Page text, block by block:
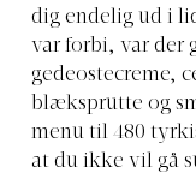
dig endelig ud i
var forbi, var der
gedeostecreme,
blæksprutte og
menu til 480
at du ikke vil gå